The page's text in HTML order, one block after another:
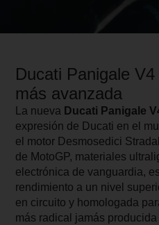
Ducati Panigale
más avanzada
La nueva Ducati Panigale
expresión de Ducati en el
el motor Desmosedici
de MotoGP, materiales
electrónica de vanguardia,
rendimiento a un nivel
en circuito y homologada
más radical jamás producida